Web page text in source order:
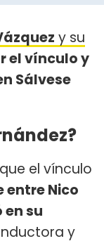
y su
el vínculo y
Sálvese
el vínculo
entre Nico
en su
y